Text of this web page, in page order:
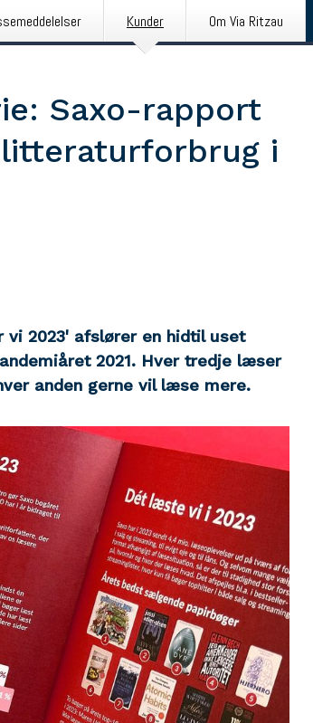
Kunder Om Via Ritzau
Saxo-rapport
i
vi 2023' afslører en hidtil uset
2021. Hver tredje læser
anden gerne vil læse mere.